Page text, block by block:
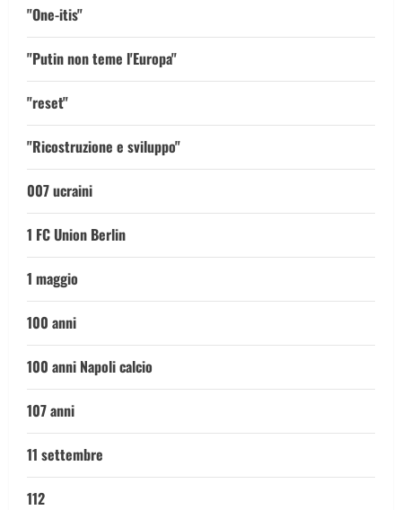
"One-itis"
"Putin non teme l'Europa"
"reset"
"Ricostruzione e sviluppo"
007 ucraini
1 FC Union Berlin
1 maggio
100 anni
100 anni Napoli calcio
107 anni
11 settembre
112